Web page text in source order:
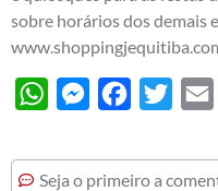
sobre horários dos demais
WhatsAppMessengerFacebook
Twitter
Seja o primeiro a